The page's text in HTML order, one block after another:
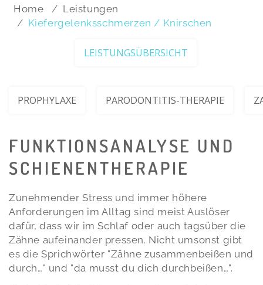
Home
Leistungen
Kiefergelenksschmerzen / Knirschen
LEISTUNGSÜBERSICHT
PROPHYLAXE PARODONTITIS-THERAPIE
FUNKTIONSANALYSE UND
SCHIENENTHERAPIE
Zunehmender Stress und immer höhere
Anforderungen im Alltag sind meist Auslöser
dafür, dass wir im Schlaf oder auch tagsüber die
Zähne aufeinander pressen. Nicht umsonst gibt
es die Sprichwörter "Zähne zusammenbeißen und
durch…" und "da musst du dich durchbeißen…".